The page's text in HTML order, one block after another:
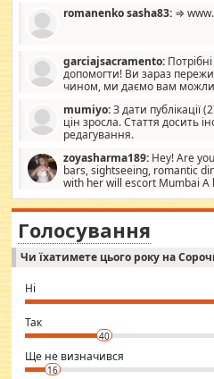
romanenko sasha83: ⇒
garciajsacramento:
допомогти! Ви зараз
чином, ми даємо вам
допомагати людям, які
заслуговує на другий шанс, і,
повинні приймати від інших. Для
витрат, а тільки узгоджених сум і
коментуйте цей пост. Введіть
зв'яжемося з вами з усіма
сьогодні на
гроші? Ми можемо допомогти!
mumiyo:З дати публікації
цін зросла. Стаття досить
редагування.
zoyasharma189: Hey! Are
bars, sightseeing, romantic
with her will escort Mumbai
sexy escort companion in arms that
hotel had to spend the night in their
woman "Love Solitaire" beautiful
Independent escort in Mumbai,
WhatsApp via an easily can see the
want to meet new people. Sakshi
conscious in order to keep yourself
club.
⇒ sakshimirchandani.com
Голосування
Чи їхатимете цього року на
Ні
Так
40
Ще не визначився
16